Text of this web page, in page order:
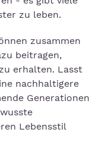
zu leben.
zusammen
beitragen,
erhalten. Lasst
nachhaltigere
Generationen
Lebensstil